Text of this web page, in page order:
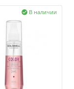
В наличии
